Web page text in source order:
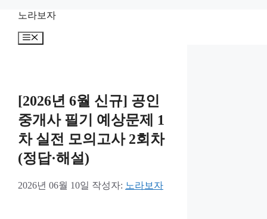
노라보자
메
[2026년 6월 신규] 공인
중개사 필기 예상문제 1
차 실전 모의고사 2회차
(정답·해설)
2026년 06월 10일 작성자: 노라보자